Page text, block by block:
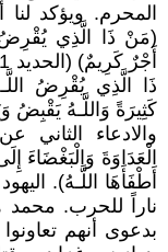
المحرم. ويؤكد
(مَنْ ذَا الَّذِي يُقْرِضُ
ذَا الَّذِي يُقْرِضُ
كَثِيرَةً وَاللَّـهُ يَقْبِضُ
والادعاء الثاني
الْعَدَاوَةَ وَالْبَغْضَاءَ
أَطْفَأَهَا اللَّـهُ).
ناراً للحرب. محمد
بدعوى أنهم